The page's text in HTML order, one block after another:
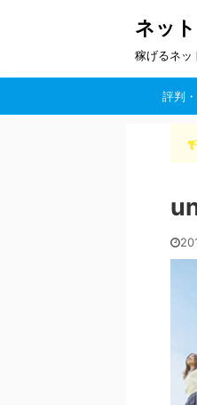
ネッ
稼げるネッ
評判